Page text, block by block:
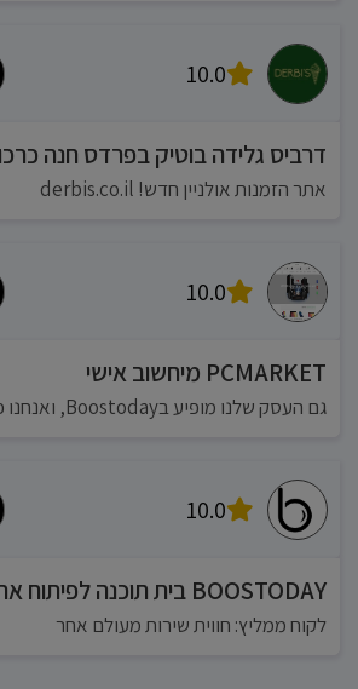
10.0
דרביס גלידה בוטיק בפרדס חנה
אתר הזמנות אולניין חדש! derbis.co.il
10.0
PCMARKET מיחשוב אישי
גם העסק שלנו מופיע בBoostoday, ואנחנו פתוחים :)
10.0
BOOSTODAY בית תוכנה לפיתוח אתרים
לקוח ממליץ: חווית שירות מעולם אחר